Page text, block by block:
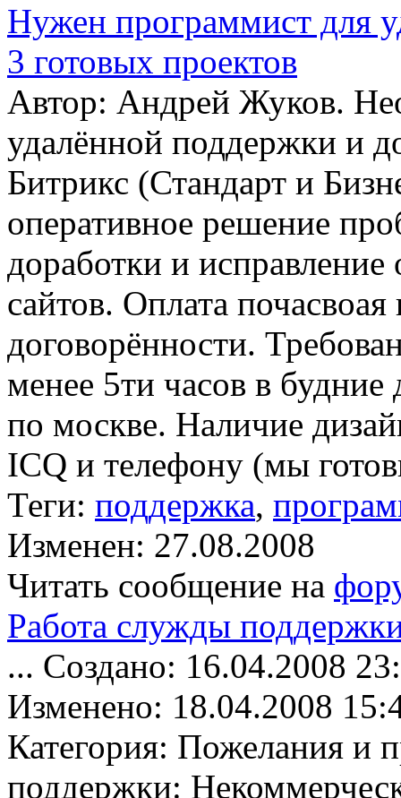
Нужен программист для
3 готовых проектов
Автор: Андрей Жуков.
удалённой поддержки и
Битрикс (Стандарт и
оперативное решение
доработки и
сайтов. Оплата
договорённости.
менее 5ти часов в
по москве. Наличие
ICQ и телефону (мы
Теги: поддержка,
Изменен: 27.08.2008
Читать сообщение на
Работа служды
... Создано: 16.04.2008
Изменено: 18.04.2008
Категория: Пожелания и
поддержки: